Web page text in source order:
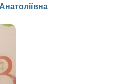
Анатоліївна